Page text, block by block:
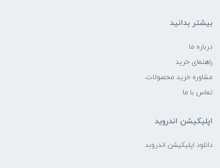
بیشتر بدانید
درباره ما
راهنمای خرید
مشاوره خرید محصولات
تماس با ما
اپلیکیشن اندروید
دانلود اپلیکیشن اندروبد